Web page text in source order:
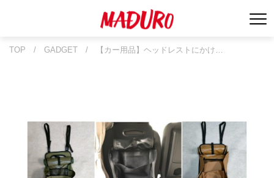
TOP / GADGET / 【カー用品】ヘッドレストにかけ…